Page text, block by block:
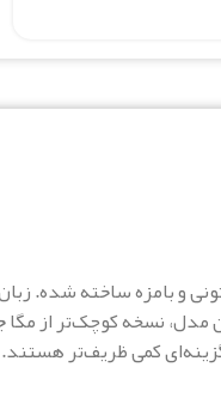
و بامزه ساخته شده.
نسخه کوچک‌تر از
کمی ظریف‌تر هستند.